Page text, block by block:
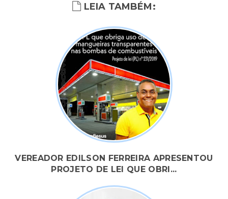
LEIA TAMBÉM:
VEREADOR EDILSON FERREIRA APRESENTOU
PROJETO DE LEI QUE OBRI...